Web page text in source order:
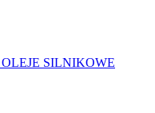
OLEJE SILNIKOWE